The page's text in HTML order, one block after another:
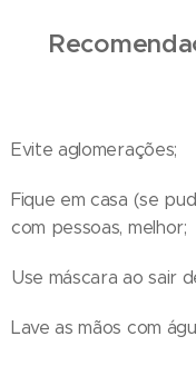
Evite aglomerações;
Fique em casa (se
com pessoas, melhor;
Use máscara ao sair
Lave as mãos com